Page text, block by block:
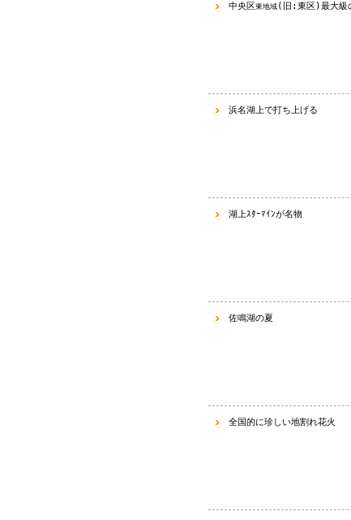
中央区東地域 ( 旧 : 東区)最大級
浜名湖上で打ち上げる
湖上ｽﾀｰﾏｲﾝが名物
佐鳴湖の夏
全国的に珍しい地割れ花火